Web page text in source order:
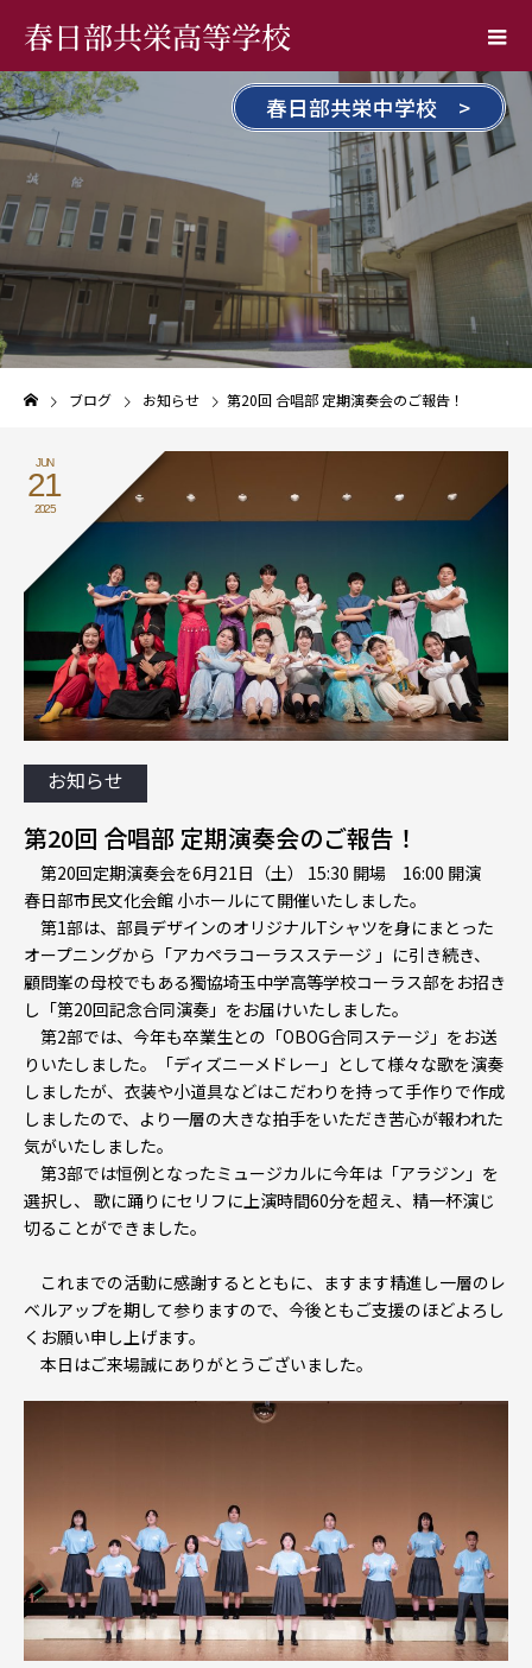
春日部共栄高等学校
春日部共栄中学校 >
ブログ お知らせ 第20回 合唱部 定期演奏会のご報告！
JUN
21
2025
お知らせ
第20回 合唱部 定期演奏会のご報告！
第20回定期演奏会を6月21日（土） 15:30 開場 16:00 開演
春日部市民文化会館 小ホールにて開催いたしました。
第1部は、部員デザインのオリジナルTシャツを身にまとった
オープニングから「アカペラコーラスステージ 」に引き続き、
顧問峯の母校でもある獨協埼玉中学高等学校コーラス部をお招き
し「第20回記念合同演奏」をお届けいたしました。
第2部では、今年も卒業生との「OBOG合同ステージ」をお送
りいたしました。「ディズニーメドレー」として様々な歌を演奏
しましたが、衣装や小道具などはこだわりを持って手作りで作成
しましたので、より一層の大きな拍手をいただき苦心が報われた
気がいたしました。
第3部では恒例となったミュージカルに今年は「アラジン」を
選択し、 歌に踊りにセリフに上演時間60分を超え、精一杯演じ
切ることができました。
これまでの活動に感謝するとともに、ますます精進し一層のレ
ベルアップを期して参りますので、今後ともご支援のほどよろし
くお願い申し上げます。
本日はご来場誠にありがとうございました。